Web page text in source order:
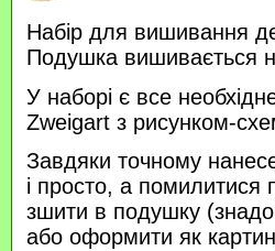
Набір для вишивання
Подушка вишивається
У наборі є все
Zweigart з рисунком-
Завдяки точному
і просто, а
зшити в подушку
або оформити як